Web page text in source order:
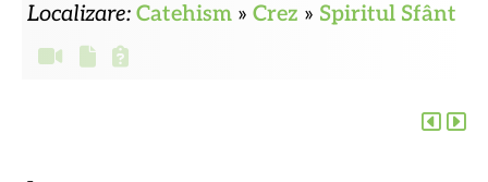
Localizare: Catehism » Crez » Spiritul Sfânt